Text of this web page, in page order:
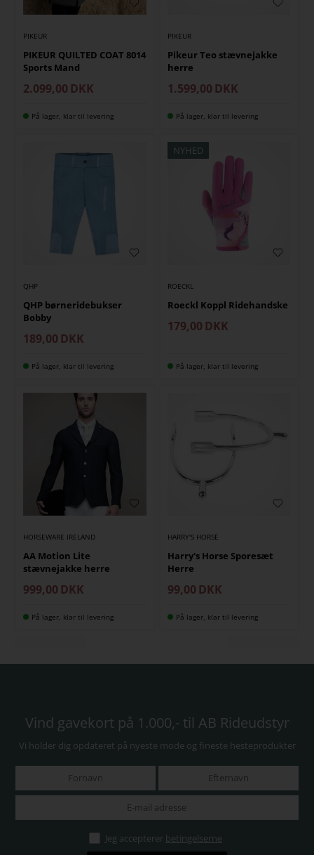
PIKEUR
PIKEUR QUILTED COAT 8014
Sports Mand
2.099,00 DKK
På lager, klar til levering
PIKEUR
Pikeur Teo stævnejakke
herre
1.599,00 DKK
På lager, klar til levering
QHP
QHP børneridebukser
Bobby
189,00 DKK
På lager, klar til levering
NYHED
ROECKL
Roeckl Koppl Ridehandske
179,00 DKK
På lager, klar til levering
HORSEWARE IRELAND
AA Motion Lite
stævnejakke herre
999,00 DKK
På lager, klar til levering
HARRY'S HORSE
Harry's Horse Sporesæt
Herre
99,00 DKK
På lager, klar til levering
Vind gavekort på 1.000,- til AB Rideudstyr
Vi holder dig opdateret på nyeste mode og fineste hesteprodukter
Jeg accepterer betingelserne